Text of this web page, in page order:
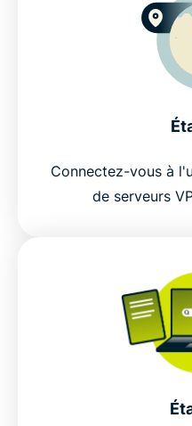
ExpressVPN pour PC,
Pourquoi utiliser
Des serveurs partout
Connectez-vous à
de serveurs